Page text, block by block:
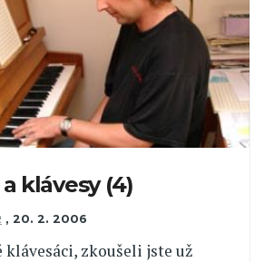
klávesy (4)
, 20. 2. 2006
klávesáci, zkoušeli jste už